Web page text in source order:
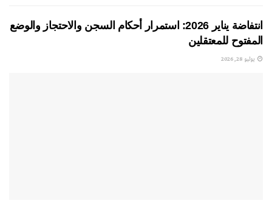
انتفاضة يناير 2026: استمرار أحكام السجن والاحتجاز والوضع
المفتوح للمعتقلين
يوليو 28, 2026